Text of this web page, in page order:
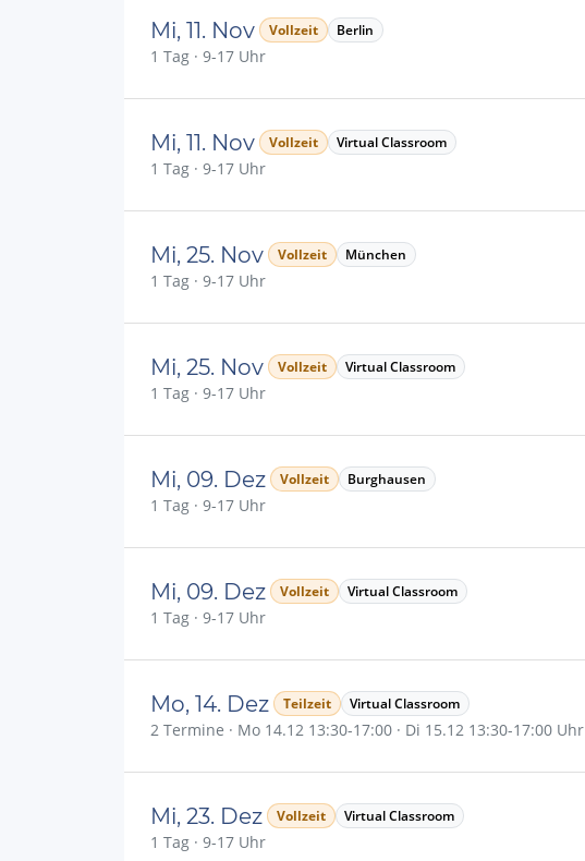
Mi, 11. Nov Vollzeit Berlin
1 Tag · 9-17 Uhr
Mi, 11. Nov Vollzeit Virtual Classroom
1 Tag · 9-17 Uhr
Mi, 25. Nov Vollzeit München
1 Tag · 9-17 Uhr
Mi, 25. Nov Vollzeit Virtual Classroom
1 Tag · 9-17 Uhr
Mi, 09. Dez Vollzeit Burghausen
1 Tag · 9-17 Uhr
Mi, 09. Dez Vollzeit Virtual Classroom
1 Tag · 9-17 Uhr
Mo, 14. Dez Teilzeit Virtual Classroom
2 Termine · Mo 14.12 13:30-17:00 · Di 15.12 13:30-17:00 Uhr
Mi, 23. Dez Vollzeit Virtual Classroom
1 Tag · 9-17 Uhr